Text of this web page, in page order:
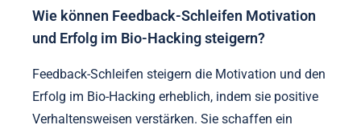
Wie können Feedback-Schleifen Motivation
und Erfolg im Bio-Hacking steigern?
Feedback-Schleifen steigern die Motivation und den
Erfolg im Bio-Hacking erheblich, indem sie positive
Verhaltensweisen verstärken. Sie schaffen ein